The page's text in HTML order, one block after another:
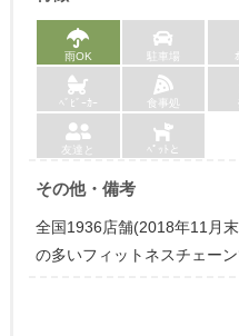
雨OK 駐車場
ﾍﾞﾋﾞｰｶｰ 食事処
友達と ﾍﾟｯﾄと
その他・備考
全国1936店舗(2018年11月
の多いフィットネスチェーン